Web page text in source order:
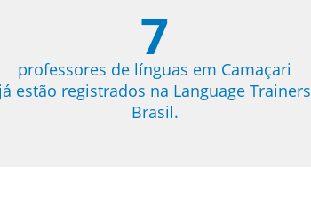
7
professores de línguas em Camaçari
já estão registrados na Language Trainers
Brasil.